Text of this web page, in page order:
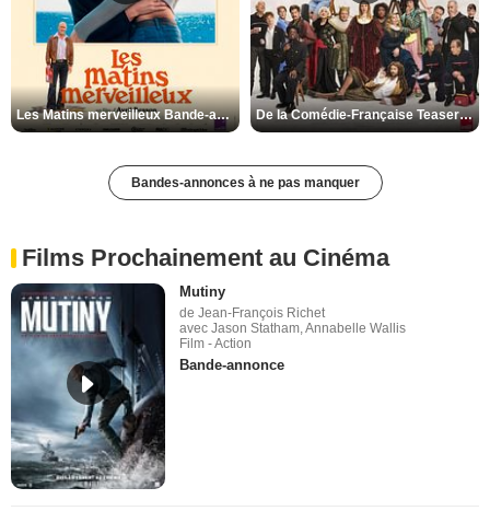
Les Matins merveilleux Bande-annonce VF De la Comédie-Française Teaser VF
Bandes-annonces à ne pas manquer
Films Prochainement au Cinéma
Mutiny
de Jean-François Richet
avec Jason Statham, Annabelle Wallis
Film - Action
Bande-annonce